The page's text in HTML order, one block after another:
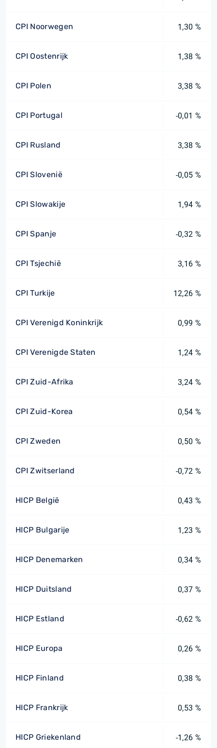
CPI Noorwegen 1,30 %
CPI Oostenrijk 1,38 %
CPI Polen 3,38 %
CPI Portugal -0,01 %
CPI Rusland 3,38 %
CPI Slovenië -0,05 %
CPI Slowakije 1,94 %
CPI Spanje -0,32 %
CPI Tsjechië 3,16 %
CPI Turkije 12,26 %
CPI Verenigd Koninkrijk 0,99 %
CPI Verenigde Staten 1,24 %
CPI Zuid-Afrika 3,24 %
CPI Zuid-Korea 0,54 %
CPI Zweden 0,50 %
CPI Zwitserland -0,72 %
HICP België 0,43 %
HICP Bulgarije 1,23 %
HICP Denemarken 0,34 %
HICP Duitsland 0,37 %
HICP Estland -0,62 %
HICP Europa 0,26 %
HICP Finland 0,38 %
HICP Frankrijk 0,53 %
HICP Griekenland -1,26 %